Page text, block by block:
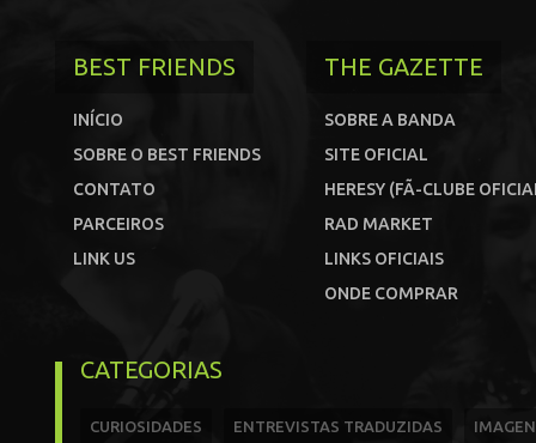
BEST FRIENDS
INÍCIO
SOBRE O BEST FRIENDS
CONTATO
PARCEIROS
LINK US
THE GAZETTE
SOBRE A BANDA
SITE OFICIAL
HERESY (FÃ-CLUBE
RAD MARKET
LINKS OFICIAIS
ONDE COMPRAR
CATEGORIAS
CURIOSIDADES ENTREVISTAS TRADUZIDAS